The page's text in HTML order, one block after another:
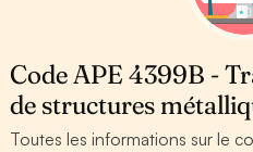
Code APE 4399B -
de structures
Toutes les informations sur le